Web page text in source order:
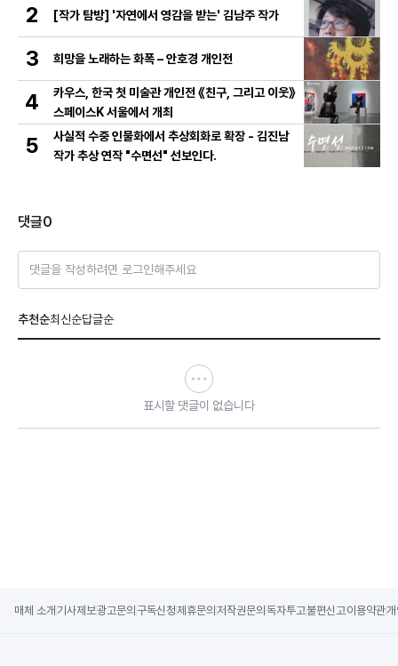
2 [작가 탐방] '자연에서 영감을 받는' 김남주 작가
3 희망을 노래하는 화폭 – 안호경 개인전
4
카우스, 한국 첫 미술관 개인전 《친구, 그리고 이웃》
스페이스K 서울에서 개최
5
사실적 수중 인물화에서 추상회화로 확장 - 김진남
작가 추상 연작 "수면선" 선보인다.
댓글0
댓글을 작성하려면 로그인해주세요
추천순최신순답글순
표시할 댓글이 없습니다
매체 소개 기사제보광고문의 구독신청제휴문의 저작권문의 독자투고불편신고이용약관